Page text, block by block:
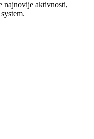
najnovije aktivnosti,